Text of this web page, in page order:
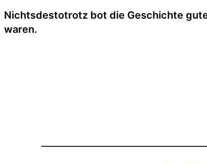
Nichtsdestotrotz bot die Geschichte
waren.